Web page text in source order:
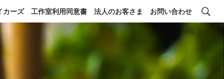
カーズ 工作室利用同意書 法人のお客さま お問い合わせ